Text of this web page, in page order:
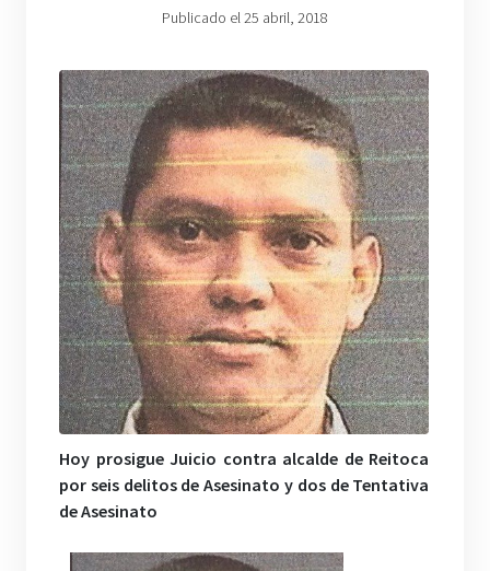
Publicado el 25 abril, 2018
Hoy prosigue Juicio contra alcalde de Reitoca
por seis delitos de Asesinato y dos de Tentativa
de Asesinato